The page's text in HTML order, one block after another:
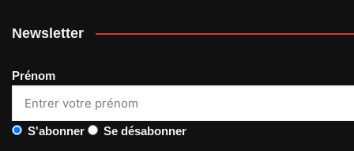
Newsletter
Prénom
S'abonner Se désabonner